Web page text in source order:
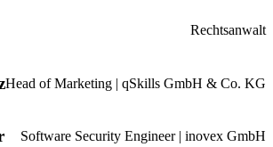
Rechtsanwalt
Head of Marketing | qSkills GmbH & Co. KG
Software Security Engineer | inovex GmbH